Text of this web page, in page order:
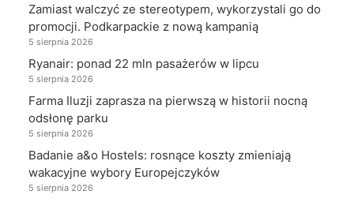
Zamiast walczyć ze stereotypem, wykorzystali go do
promocji. Podkarpackie z nową kampanią
5 sierpnia 2026
Ryanair: ponad 22 mln pasażerów w lipcu
5 sierpnia 2026
Farma Iluzji zaprasza na pierwszą w historii nocną
odsłonę parku
5 sierpnia 2026
Badanie a&o Hostels: rosnące koszty zmieniają
wakacyjne wybory Europejczyków
5 sierpnia 2026